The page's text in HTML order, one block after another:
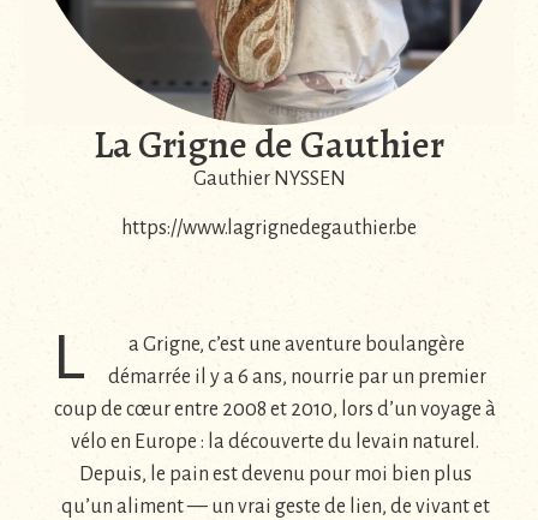
La Grigne de Gauthier
Gauthier NYSSEN
https://www.lagrignedegauthier.be
L
a Grigne, c’est une aventure boulangère
démarrée il y a 6 ans, nourrie par un premier
coup de cœur entre 2008 et 2010, lors d’un voyage à
vélo en Europe : la découverte du levain naturel.
Depuis, le pain est devenu pour moi bien plus
qu’un aliment — un vrai geste de lien, de vivant et